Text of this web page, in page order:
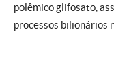
polêmico glifosato,
processos bilionários